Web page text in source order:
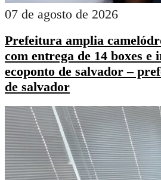
07 de agosto de 2026
Prefeitura amplia
com entrega de 14 boxes e
ecoponto de salvador –
de salvador